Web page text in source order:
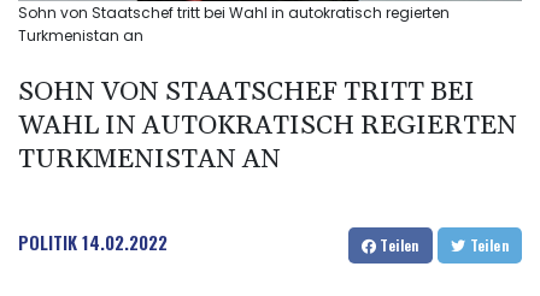
Sohn von Staatschef tritt bei Wahl in autokratisch regierten
Turkmenistan an
SOHN VON STAATSCHEF TRITT BEI
WAHL IN AUTOKRATISCH REGIERTEN
TURKMENISTAN AN
POLITIK14.02.2022 Teilen Teilen